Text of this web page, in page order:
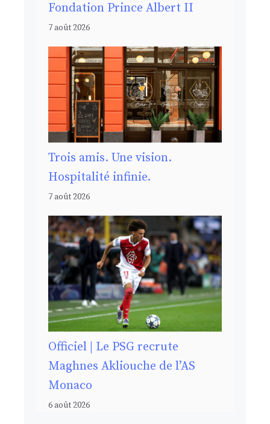
Fondation Prince Albert II
7 août 2026
Trois amis. Une vision.
Hospitalité infinie.
7 août 2026
Officiel | Le PSG recrute
Maghnes Akliouche de l’AS
Monaco
6 août 2026